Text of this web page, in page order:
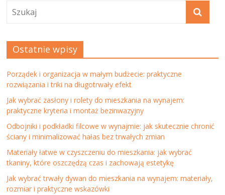
Ostatnie wpisy
Porządek i organizacja w małym budżecie: praktyczne
rozwiązania i triki na długotrwały efekt
Jak wybrać zasłony i rolety do mieszkania na wynajem:
praktyczne kryteria i montaż bezinwazyjny
Odbojniki i podkładki filcowe w wynajmie: jak skutecznie chronić
ściany i minimalizować hałas bez trwałych zmian
Materiały łatwe w czyszczeniu do mieszkania: jak wybrać
tkaniny, które oszczędzą czas i zachowają estetykę
Jak wybrać trwały dywan do mieszkania na wynajem: materiały,
rozmiar i praktyczne wskazówki